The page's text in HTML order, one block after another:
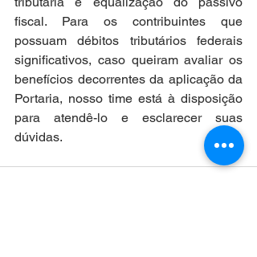
fiscal. Para os contribuintes que
possuam débitos tributários federais
significativos, caso queiram avaliar os
benefícios decorrentes da aplicação da
Portaria, nosso time está à disposição
para atendê-lo e esclarecer suas
dúvidas.